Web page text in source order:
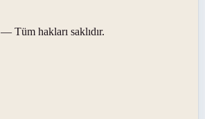
— Tüm hakları saklıdır.